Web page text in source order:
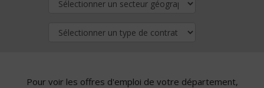
Pour voir les offres d'emploi de votre département,